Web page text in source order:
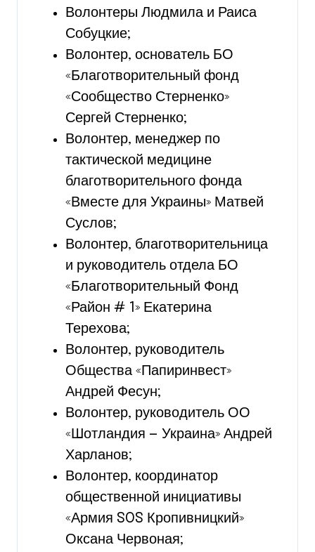
Волонтеры Людмила и Раиса
Собуцкие;
Волонтер, основатель БО
«Благотворительный фонд
«Сообщество Стерненко»
Сергей Стерненко;
Волонтер, менеджер по
тактической медицине
благотворительного фонда
«Вместе для Украины» Матвей
Суслов;
Волонтер, благотворительница
и руководитель отдела БО
«Благотворительный Фонд
«Район # 1» Екатерина
Терехова;
Волонтер, руководитель
Общества «Папиринвест»
Андрей Фесун;
Волонтер, руководитель ОО
«Шотландия — Украина» Андрей
Харланов;
Волонтер, координатор
общественной инициативы
«Армия SOS Кропивницкий»
Оксана Червоная;